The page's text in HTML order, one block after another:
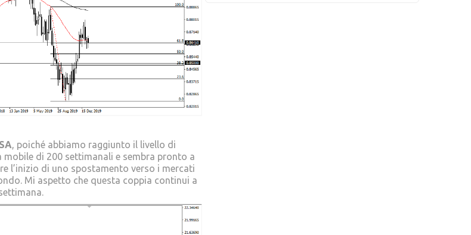
, poiché abbiamo raggiunto il livello di
di 200 settimanali e sembra pronto a
l’inizio di uno spostamento verso i mercati
Mi aspetto che questa coppia continui a